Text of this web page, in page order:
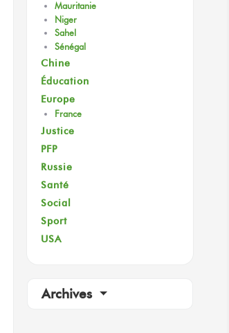
Mauritanie
Niger
Sahel
Sénégal
Chine
Éducation
Europe
France
Justice
PFP
Russie
Santé
Social
Sport
USA
Archives